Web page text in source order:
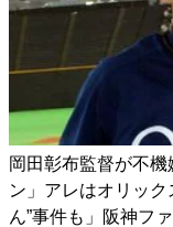
岡田彰布監督が不
ン」アレはオリッ
ん”事件も」阪神フ